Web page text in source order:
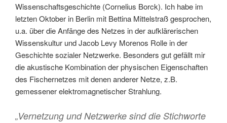
Wissenschaftsgeschichte (Cornelius Borck). Ich habe im
letzten Oktober in Berlin mit Bettina Mittelstraß gesprochen,
u.a. über die Anfänge des Netzes in der aufklärerischen
Wissenskultur und Jacob Levy Morenos Rolle in der
Geschichte sozialer Netzwerke. Besonders gut gefällt mir
die akustische Kombination der physischen Eigenschaften
des Fischernetzes mit denen anderer Netze, z.B.
gemessener elektromagnetischer Strahlung.
„Vernetzung und Netzwerke sind die Stichworte